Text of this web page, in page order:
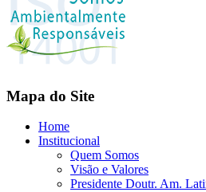
Mapa do Site
Home
Institucional
Quem Somos
Visão e Valores
Presidente Doutr. Am.